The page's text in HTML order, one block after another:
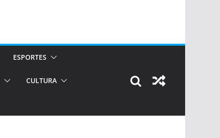
ESPORTES
CULTURA